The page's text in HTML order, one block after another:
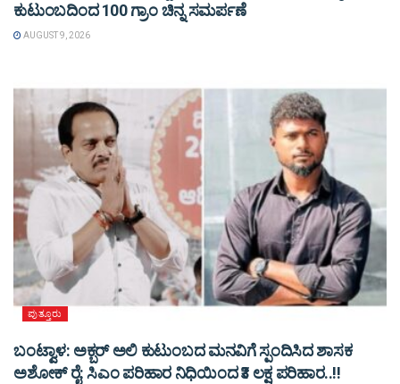
ಕುಟುಂಬದಿಂದ 100 ಗ್ರಾಂ ಚಿನ್ನ ಸಮರ್ಪಣೆ
AUGUST 9, 2026
ಪುತ್ತೂರು
ಬಂಟ್ವಾಳ: ಅಕ್ಬರ್ ಅಲಿ ಕುಟುಂಬದ ಮನವಿಗೆ ಸ್ಪಂದಿಸಿದ ಶಾಸಕ
ಅಶೋಕ್ ರೈ: ಸಿಎಂ ಪರಿಹಾರ ನಿಧಿಯಿಂದ ₹3 ಲಕ್ಷ ಪರಿಹಾರ..!!